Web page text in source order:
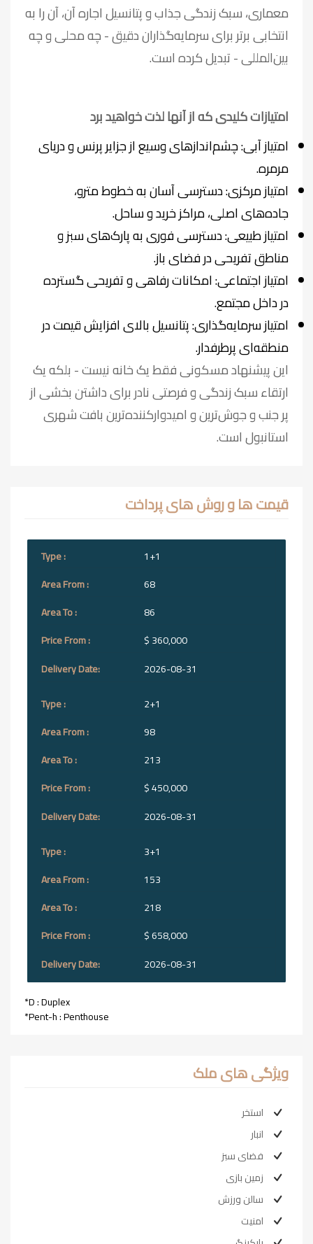
معماری، سبک زندگی جذاب و پتانسیل اجاره آن، آن را به
انتخابی برتر برای سرمایه‌گذاران دقیق - چه محلی و چه
بین‌المللی - تبدیل کرده است.
امتیازات کلیدی که از آنها لذت خواهید برد
امتیاز آبی: چشم‌اندازهای وسیع از جزایر پرنس و دریای
مرمره.
امتیاز مرکزی: دسترسی آسان به خطوط مترو،
جاده‌های اصلی، مراکز خرید و ساحل.
امتیاز طبیعی: دسترسی فوری به پارک‌های سبز و
مناطق تفریحی در فضای باز.
امتیاز اجتماعی: امکانات رفاهی و تفریحی گسترده
در داخل مجتمع.
امتیاز سرمایه‌گذاری: پتانسیل بالای افزایش قیمت در
منطقه‌ای پرطرفدار.
این پیشنهاد مسکونی فقط یک خانه نیست - بلکه یک
ارتقاء سبک زندگی و فرصتی نادر برای داشتن بخشی از
پر جنب و جوش‌ترین و امیدوارکننده‌ترین بافت شهری
استانبول است.
قیمت ها و روش های پرداخت
1+1
68
86
$ 360,000
2026-08-31
2+1
98
213
$ 450,000
2026-08-31
3+1
153
218
$ 658,000
2026-08-31
*D : Duplex
*Pent-h : Penthouse
ویژگی های ملک
استخر
انبار
فضای سبز
زمین بازی
سالن ورزش
امنیت